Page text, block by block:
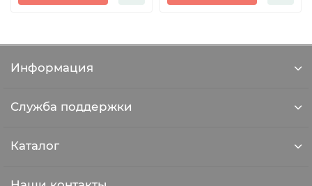
Информация
Служба поддержки
Каталог